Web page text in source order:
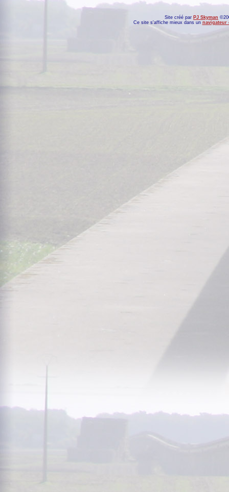
Site créé par PJ Skyman
Ce site s'affiche mieux dans un navigateur